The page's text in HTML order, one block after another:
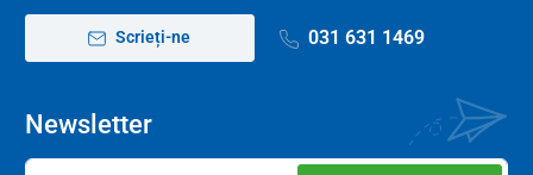
Scrieți-ne 031 631 1469
Newsletter